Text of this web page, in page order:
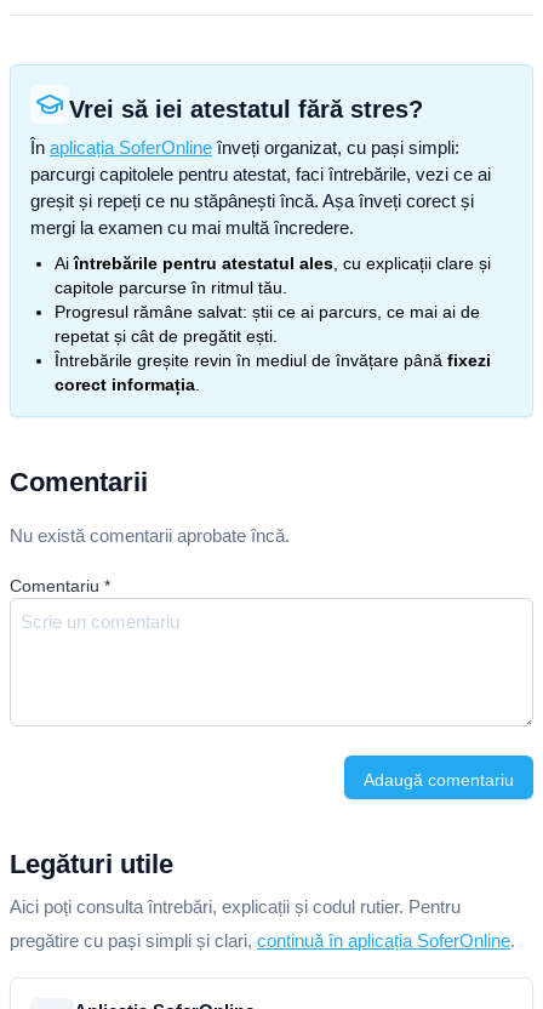
Vrei să iei atestatul fără stres?
În aplicația SoferOnline înveți organizat, cu pași simpli:
parcurgi capitolele pentru atestat, faci întrebările, vezi ce ai
greșit și repeți ce nu stăpânești încă. Așa înveți corect și
mergi la examen cu mai multă încredere.
Aiîntrebările pentru atestatul ales , cu explicații clare și
capitole parcurse în ritmul tău.
Progresul rămâne salvat: știi ce ai parcurs, ce mai ai de
repetat și cât de pregătit ești.
Întrebările greșite revin în mediul de învățare până fixezi
corect informația
Comentarii
Nu există comentarii aprobate încă.
Comentariu *
Adaugă comentariu
Legături utile
Aici poți consulta întrebări, explicații și codul rutier. Pentru
pregătire cu pași simpli și clari, continuă în aplicația SoferOnline.